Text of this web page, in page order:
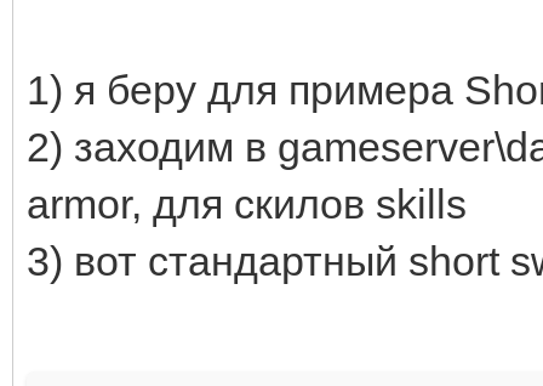
1) я беру для примера
2) заходим в
armor, для скилов skills
3) вот стандартный short